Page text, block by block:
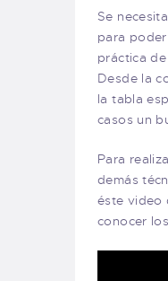
Se
para
práctica
Desde la
la tabla
casos un
Para
demás
éste video
conocer